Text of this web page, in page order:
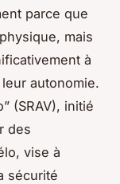
parce que
mais
à
autonomie.
(SRAV), initié
des
vise à
sécurité